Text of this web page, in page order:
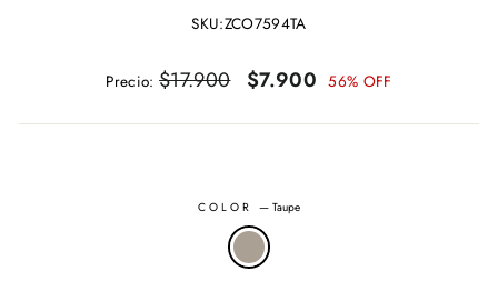
SKU:ZCO7594TA
Precio
Precio:$17.900
Precio
oferta
$7.900 56% OFF
COLOR—Taupe